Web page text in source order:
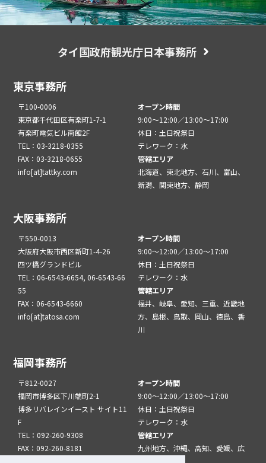
タイ国政府観光庁日本事務所
東京事務所
〒100-0006
東京都千代田区有楽町1-7-1
有楽町電気ビル南館2F
TEL：03-3218-0355
FAX：03-3218-0655
info[at]tattky.com
オープン時間
9:00～12:00／13:00～17:00
休日：土日祝祭日
テレワーク：水
管轄エリア
北海道、東北地方、石川、富山、
新潟、関東地方、静岡
大阪事務所
〒550-0013
大阪府大阪市西区新町1-4-26
四ツ橋グランドビル
TEL：06-6543-6654, 06-6543-66
55
FAX：06-6543-6660
info[at]tatosa.com
オープン時間
9:00～12:00／13:00～17:00
休日：土日祝祭日
テレワーク：水
管轄エリア
福井、岐阜、愛知、三重、近畿地
方、島根、鳥取、岡山、徳島、香
川
福岡事務所
〒812-0027
福岡市博多区下川端町2-1
博多リバレインイースト サイト11
F
TEL：092-260-9308
FAX：092-260-8181
オープン時間
9:00～12:00／13:00～17:00
休日：土日祝祭日
テレワーク：水
管轄エリア
九州地方、沖縄、高知、愛媛、広